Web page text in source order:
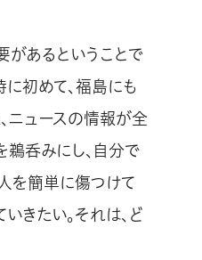
があるということで
初めて、福島にも
ニュースの情報が全
鵜呑みにし、自分で
を簡単に傷つけて
きたい。それは、ど